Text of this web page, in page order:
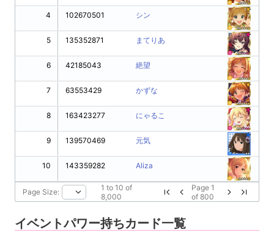
4
5
6
7
8
9
10
102670501 シン
135352871 まてりあ
42185043 絶望
63553429 かずな
163423277 にゃるこ
139570469 元気
143359282 Aliza
Page Size: 1 to 10 of
8,000
Page 1
of 800
イベントパワー持ちカード一覧